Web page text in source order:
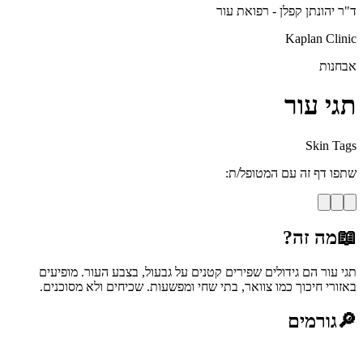
ד"ר יהונתן קפלן - רפואת עור
Kaplan Clinic
אבחנות
תגי עור
Skin Tags
שתפו דף זה עם המטופל/ת:
📖מה זה?
תגי עור הם גידולים שפירים קטנים על גבעול, בצבע העור. מופיעים
באזורי חיכוך כמו צוואר, בתי שחי ומפשעות. שכיחים ולא מסוכנים.
🔎גורמים